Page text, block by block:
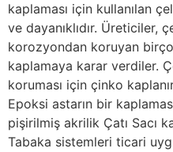
kaplaması için kullanılan
ve dayanıklıdır. Üreticiler,
korozyondan koruyan
kaplamaya karar verdiler.
koruması için çinko
Epoksi astarın bir
pişirilmiş akrilik Çatı Sacı
Tabaka sistemleri ticari